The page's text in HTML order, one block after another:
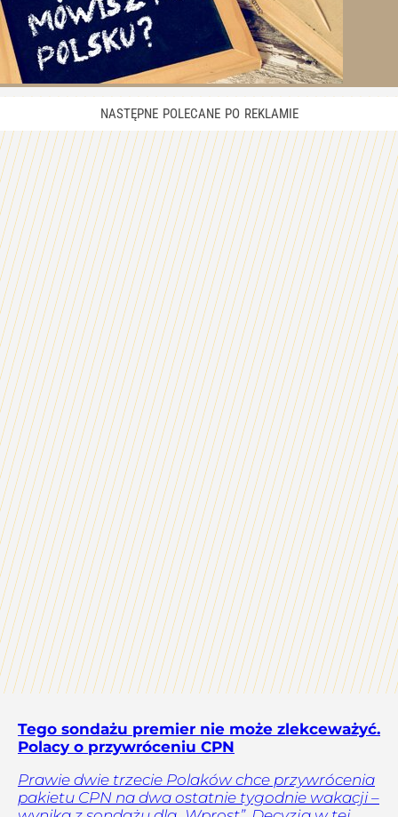
Tego sondażu premier nie może zlekceważyć.
Polacy o przywróceniu CPN
Prawie dwie trzecie Polaków chce przywrócenia
pakietu CPN na dwa ostatnie tygodnie wakacji –